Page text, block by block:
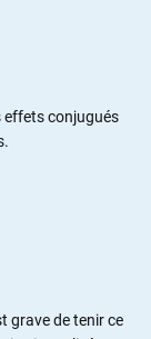
effets conjugués
grave de tenir ce